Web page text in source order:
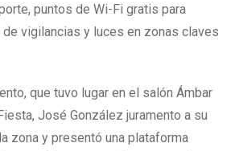
puntos de Wi-Fi gratis para
vigilancias y luces en zonas claves
que tuvo lugar en el salón Ámbar
José González juramento a su
zona y presentó una plataforma